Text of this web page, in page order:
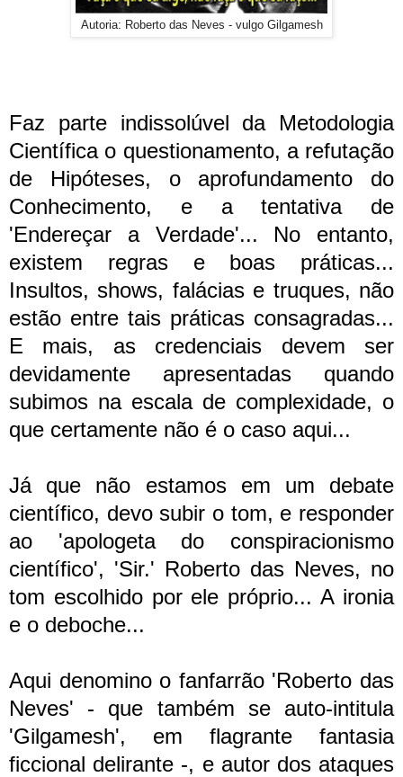
Autoria: Roberto das Neves - vulgo Gilgamesh
Faz parte indissolúvel da Metodologia
Científica o questionamento, a refutação
de Hipóteses, o aprofundamento do
Conhecimento, e a tentativa de
'Endereçar a Verdade'... No entanto,
existem regras e boas práticas...
Insultos, shows, falácias e truques, não
estão entre tais práticas consagradas...
E mais, as credenciais devem ser
devidamente apresentadas quando
subimos na escala de complexidade, o
que certamente não é o caso aqui...
Já que não estamos em um debate
científico, devo subir o tom, e responder
ao 'apologeta do conspiracionismo
científico', 'Sir.' Roberto das Neves, no
tom escolhido por ele próprio... A ironia
e o deboche...
Aqui denomino o fanfarrão 'Roberto das
Neves' - que também se auto-intitula
'Gilgamesh', em flagrante fantasia
ficcional delirante -, e autor dos ataques